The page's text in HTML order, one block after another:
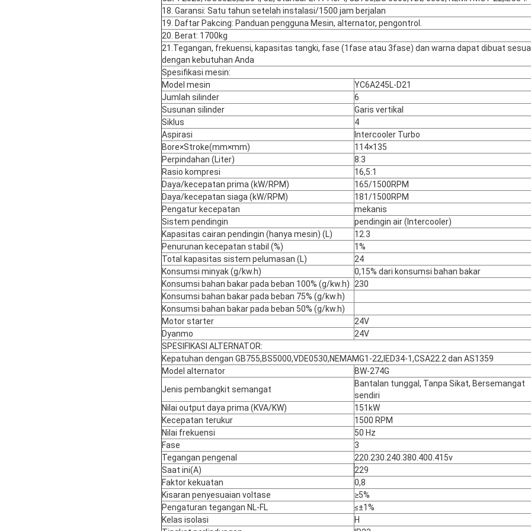
18. Garansi: Satu tahun setelah instalasi/1500 jam berjalan
19. Daftar Pakcing: Panduan pengguna Mesin, alternator, pengontrol.
20. Berat: 1700kg
21. Tegangan, frekuensi, kapasitas tangki, fase (1fase atau 3fase) dan warna dapat dibuat
dengan kebutuhan Anda
Spesifikasi mesin:
Model mesin
YC6A245L-D21
Jumlah silinder
6
Susunan silinder
Garis vertikal
Siklus
4
Aspirasi
Intercooler Turbo
Bore×Stroke(mm×mm)
114×135
Perpindahan (Liter)
8.3
Rasio kompresi
16,5:1
Daya/kecepatan prima (kW/RPM)
165/1500RPM
Daya/kecepatan siaga (kW/RPM)
181/1500RPM
Pengatur kecepatan
mekanis
Sistem pendingin
pendingin air (Intercooler)
Kapasitas cairan pendingin (hanya mesin) (L)
12.3
Penurunan kecepatan stabil (%)
1%
Total kapasitas sistem pelumasan (L)
24
Konsumsi minyak (g/kw.h)
0,15% dari konsumsi bahan bakar
Konsumsi bahan bakar pada beban 100% (g/kw.h)
230
Konsumsi bahan bakar pada beban 75% (g/kw.h)
Konsumsi bahan bakar pada beban 50% (g/kw.h)
Motor starter
24V
Dyanmo
24V
SPESIFIKASI ALTERNATOR:
Kepatuhan dengan GB755,BS5000,VDE0530,NEMAMG1-22,IED34-1,CSA22.2 dan AS1359
Model alternator
BW-274G
Jenis pembangkit semangat
Bantalan tunggal, Tanpa Sikat, Bersemangat
sendiri
Nilai output daya prima (KVA/KW)
151kW
Kecepatan terukur
1500 RPM
Nilai frekuensi
50 Hz
Fase
3
Tegangan pengenal
220.230.240.380.400.415v
Saat ini(A)
229
Faktor kekuatan
0,8
Kisaran penyesuaian voltase
≥5%
Pengaturan tegangan NL-FL
≤±1%
Kelas isolasi
H